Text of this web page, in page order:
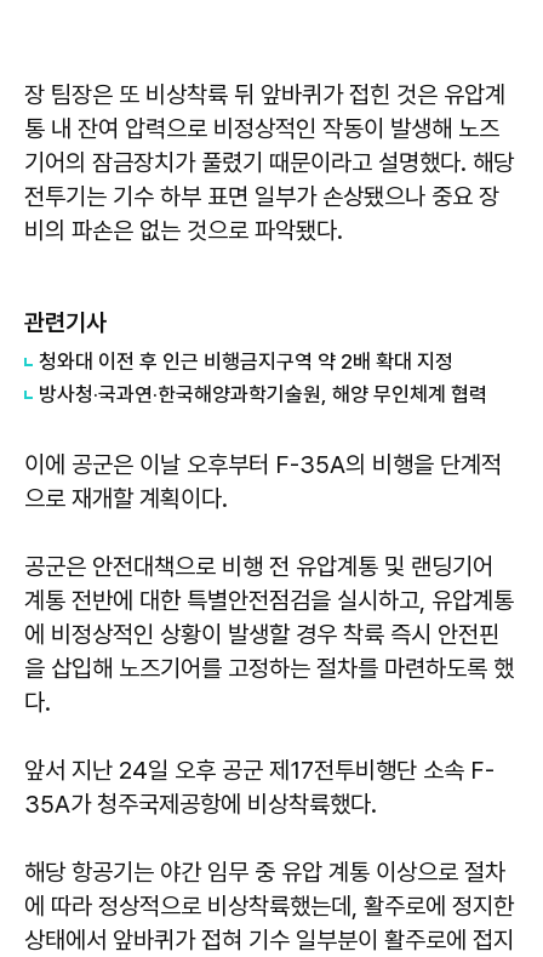
장 팀장은 또 비상착륙 뒤 앞바퀴가 접힌 것은 유압계
통 내 잔여 압력으로 비정상적인 작동이 발생해 노즈
기어의 잠금장치가 풀렸기 때문이라고 설명했다. 해당
전투기는 기수 하부 표면 일부가 손상됐으나 중요 장
비의 파손은 없는 것으로 파악됐다.
관련기사
청와대 이전 후 인근 비행금지구역 약 2배 확대 지정
방사청·국과연·한국해양과학기술원, 해양 무인체계 협력
이에 공군은 이날 오후부터 F-35A의 비행을 단계적
으로 재개할 계획이다.
공군은 안전대책으로 비행 전 유압계통 및 랜딩기어
계통 전반에 대한 특별안전점검을 실시하고, 유압계통
에 비정상적인 상황이 발생할 경우 착륙 즉시 안전핀
을 삽입해 노즈기어를 고정하는 절차를 마련하도록 했
다.
앞서 지난 24일 오후 공군 제17전투비행단 소속 F-
35A가 청주국제공항에 비상착륙했다.
해당 항공기는 야간 임무 중 유압 계통 이상으로 절차
에 따라 정상적으로 비상착륙했는데, 활주로에 정지한
상태에서 앞바퀴가 접혀 기수 일부분이 활주로에 접지